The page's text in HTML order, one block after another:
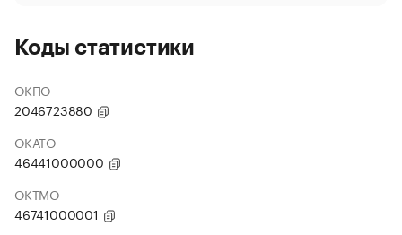
Коды статистики
ОКПО
2046723880
ОКАТО
46441000000
ОКТМО
46741000001